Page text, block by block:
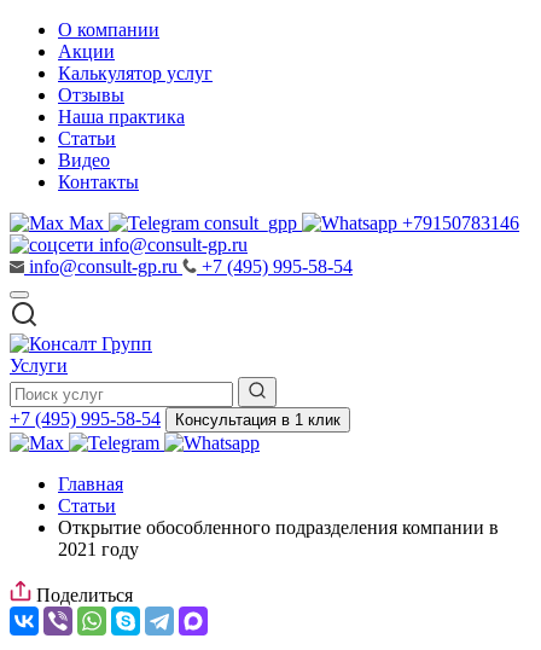
О компании
Акции
Калькулятор услуг
Отзывы
Наша практика
Статьи
Видео
Контакты
Max
consult_gpp
+79150783146
info@consult-gp.ru
info@consult-gp.ru
+7 (495) 995-58-54
Услуги
+7 (495) 995-58-54 Консультация в 1 клик
Главная
Статьи
Открытие обособленного подразделения компании в
2021 году
Поделиться